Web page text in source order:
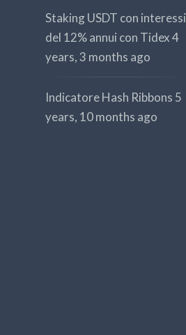
Staking USDT con interessi
del 12% annui con Tidex4
years, 3 months ago
Indicatore Hash Ribbons 5
years, 10 months ago